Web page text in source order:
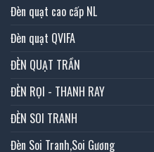
Đèn quạt cao cấp NL
Đèn quạt QVIFA
ĐÈN QUẠT TRẦN
ĐÈN RỌI - THANH RAY
ĐÈN SOI TRANH
Đèn Soi Tranh,Soi Gương